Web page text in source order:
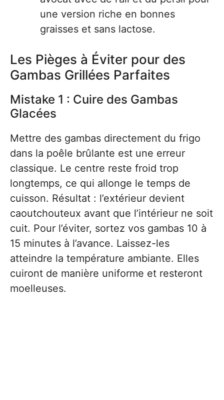
une version riche en bonnes
graisses et sans lactose.
Les Pièges à Éviter pour des
Gambas Grillées Parfaites
Mistake 1 : Cuire des Gambas
Glacées
Mettre des gambas directement du frigo
dans la poêle brûlante est une erreur
classique. Le centre reste froid trop
longtemps, ce qui allonge le temps de
cuisson. Résultat : l’extérieur devient
caoutchouteux avant que l’intérieur ne soit
cuit. Pour l’éviter, sortez vos gambas 10 à
15 minutes à l’avance. Laissez-les
atteindre la température ambiante. Elles
cuiront de manière uniforme et resteront
moelleuses.